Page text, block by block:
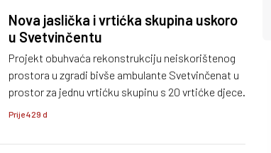
Nova jaslička i vrtićka skupina uskoro
u Svetvinčentu
Projekt obuhvaća rekonstrukciju neiskorištenog
prostora u zgradi bivše ambulante Svetvinčenat u
prostor za jednu vrtićku skupinu s 20 vrtićke djece.
Prije 429 d